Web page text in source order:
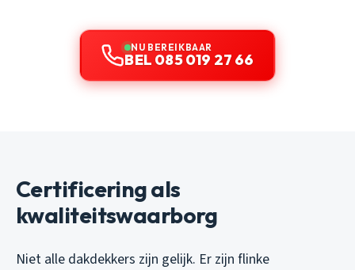
NU BEREIKBAAR
BEL 085 019 27 66
Certificering als
kwaliteitswaarborg
Niet alle dakdekkers zijn gelijk. Er zijn flinke